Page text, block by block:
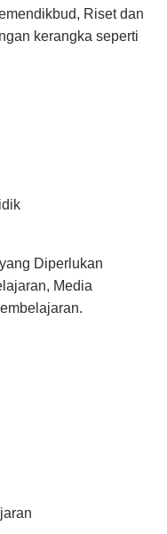
Riset dan
kerangka seperti
Diperlukan
Media